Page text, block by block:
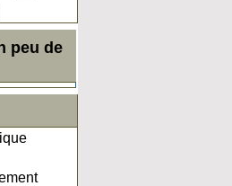
peu de